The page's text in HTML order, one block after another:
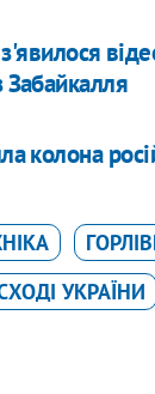
Забайкалля
колона
УКРАЇНИ